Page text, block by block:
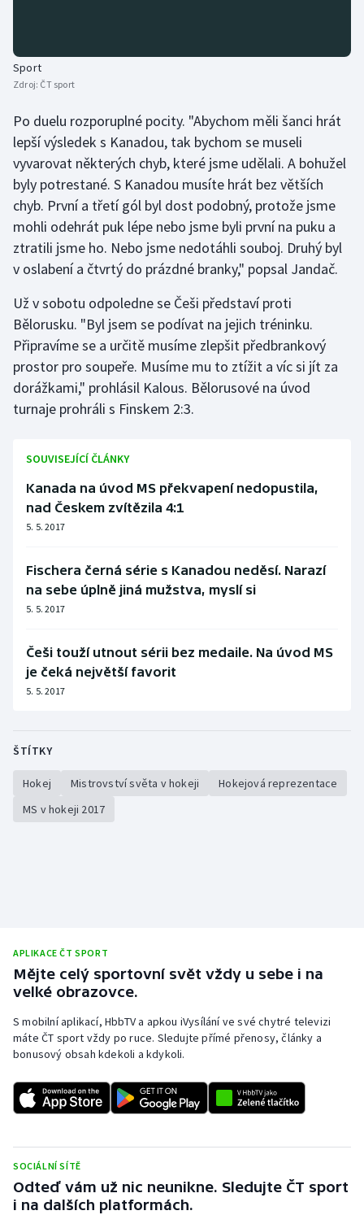
Sport
Zdroj: ČT sport
Po duelu rozporuplné pocity. "Abychom měli šanci hrát
lepší výsledek s Kanadou, tak bychom se museli
vyvarovat některých chyb, které jsme udělali. A bohužel
byly potrestané. S Kanadou musíte hrát bez větších
chyb. První a třetí gól byl dost podobný, protože jsme
mohli odehrát puk lépe nebo jsme byli první na puku a
ztratili jsme ho. Nebo jsme nedotáhli souboj. Druhý byl
v oslabení a čtvrtý do prázdné branky," popsal Jandač.
Už v sobotu odpoledne se Češi představí proti
Bělorusku. "Byl jsem se podívat na jejich tréninku.
Připravíme se a určitě musíme zlepšit předbrankový
prostor pro soupeře. Musíme mu to ztížit a víc si jít za
dorážkami," prohlásil Kalous. Bělorusové na úvod
turnaje prohráli s Finskem 2:3.
SOUVISEJÍCÍ ČLÁNKY
Kanada na úvod MS překvapení nedopustila,
nad Českem zvítězila 4:1
5. 5. 2017
Fischera černá série s Kanadou neděsí. Narazí
na sebe úplně jiná mužstva, myslí si
5. 5. 2017
Češi touží utnout sérii bez medaile. Na úvod MS
je čeká největší favorit
5. 5. 2017
ŠTÍTKY
Hokej Mistrovství světa v hokeji
Hokejová reprezentace
MS v hokeji 2017
APLIKACE ČT SPORT
Mějte celý sportovní svět vždy u sebe i na
velké obrazovce.
S mobilní aplikací, HbbTV a apkou iVysílání ve své chytré televizi
máte ČT sport vždy po ruce. Sledujte přímé přenosy, články a
bonusový obsah kdekoli a kdykoli.
SOCIÁLNÍ SÍTĚ
Odteď vám už nic neunikne. Sledujte ČT sport
i na dalších platformách.